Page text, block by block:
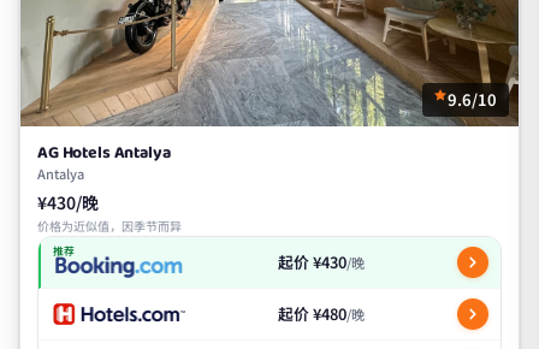
9.6/10
AG Hotels Antalya
Antalya
¥430/晚
价格为近似值，因季节而异
推荐 起价 ¥430/晚
起价 ¥480/晚